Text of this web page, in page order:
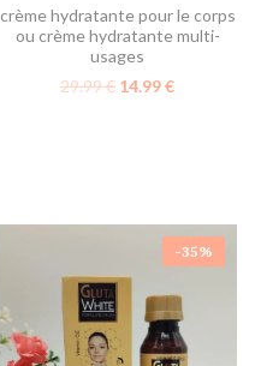
crème hydratante pour le corps
ou crème hydratante multi-
usages
29.99€ 14.99€
-35%